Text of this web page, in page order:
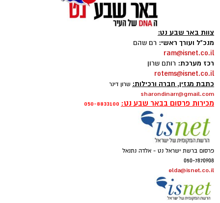
צוות באר שבע נט:
מנכ"ל ועורך ראשי: רם שהם
ram@isnet.co.il
רכז מערכת: רותם שרון
rotems@isnet.co.il
כתבת מגזין, חברה ורכילות: שרון דינר
sharondinarr@gmail.com
מכירות פרסום בבאר שבע נט: 050-8833100
פרסום ברשת ישראל נט - אלדה נתנאל
050-7870908
elda@isnet.co.il